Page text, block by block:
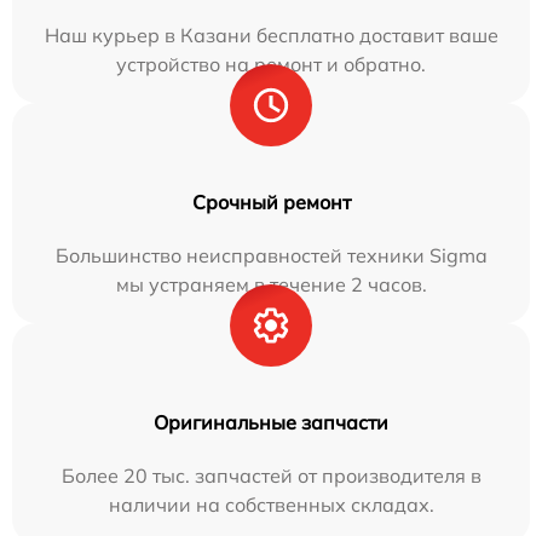
Наш курьер в Казани бесплатно доставит ваше
устройство на ремонт и обратно.
Срочный ремонт
Большинство неисправностей техники Sigma
мы устраняем в течение 2 часов.
Оригинальные запчасти
Более 20 тыс. запчастей от производителя в
наличии на собственных складах.